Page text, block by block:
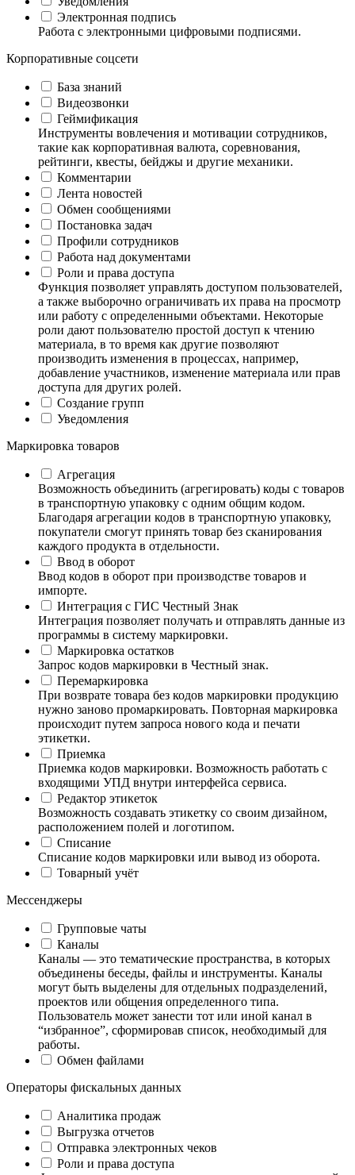
Электронная подпись
Работа с электронными цифровыми подписями.
Корпоративные соцсети
База знаний
Видеозвонки
Геймификация
Инструменты вовлечения и мотивации сотрудников,
такие как корпоративная валюта, соревнования,
рейтинги, квесты, бейджы и другие механики.
Комментарии
Лента новостей
Обмен сообщениями
Постановка задач
Профили сотрудников
Работа над документами
Роли и права доступа
Функция позволяет управлять доступом пользователей,
а также выборочно ограничивать их права на просмотр
или работу с определенными объектами. Некоторые
роли дают пользователю простой доступ к чтению
материала, в то время как другие позволяют
производить изменения в процессах, например,
добавление участников, изменение материала или прав
доступа для других ролей.
Создание групп
Уведомления
Маркировка товаров
Агрегация
Возможность объединить (агрегировать) коды с товаров
в транспортную упаковку с одним общим кодом.
Благодаря агрегации кодов в транспортную упаковку,
покупатели смогут принять товар без сканирования
каждого продукта в отдельности.
Ввод в оборот
Ввод кодов в оборот при производстве товаров и
импорте.
Интеграция с ГИС Честный Знак
Интеграция позволяет получать и отправлять данные из
программы в систему маркировки.
Маркировка остатков
Запрос кодов маркировки в Честный знак.
Перемаркировка
При возврате товара без кодов маркировки продукцию
нужно заново промаркировать. Повторная маркировка
происходит путем запроса нового кода и печати
этикетки.
Приемка
Приемка кодов маркировки. Возможность работать с
входящими УПД внутри интерфейса сервиса.
Редактор этикеток
Возможность создавать этикетку со своим дизайном,
расположением полей и логотипом.
Списание
Списание кодов маркировки или вывод из оборота.
Товарный учёт
Мессенджеры
Групповые чаты
Каналы
Каналы — это тематические пространства, в которых
объединены беседы, файлы и инструменты. Каналы
могут быть выделены для отдельных подразделений,
проектов или общения определенного типа.
Пользователь может занести тот или иной канал в
“избранное”, сформировав список, необходимый для
работы.
Обмен файлами
Операторы фискальных данных
Аналитика продаж
Выгрузка отчетов
Отправка электронных чеков
Роли и права доступа